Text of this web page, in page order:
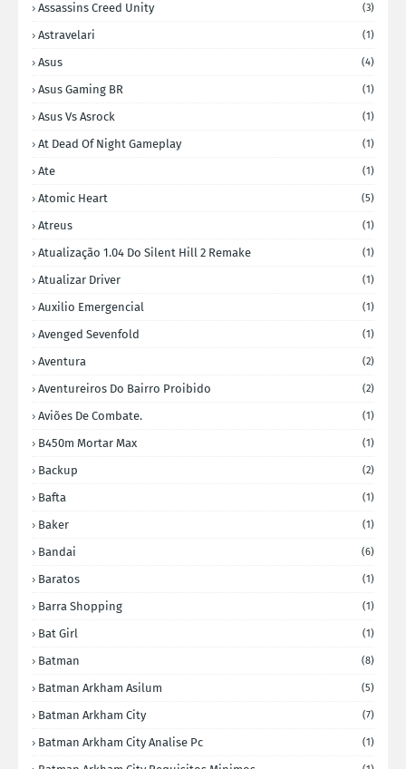
Assassins Creed Unity (3)
Astravelari (1)
Asus (4)
Asus Gaming BR (1)
Asus Vs Asrock (1)
At Dead Of Night Gameplay (1)
Ate (1)
Atomic Heart (5)
Atreus (1)
Atualização 1.04 Do Silent Hill 2 Remake (1)
Atualizar Driver (1)
Auxilio Emergencial (1)
Avenged Sevenfold (1)
Aventura (2)
Aventureiros Do Bairro Proibido (2)
Aviões De Combate. (1)
B450m Mortar Max (1)
Backup (2)
Bafta (1)
Baker (1)
Bandai (6)
Baratos (1)
Barra Shopping (1)
Bat Girl (1)
Batman (8)
Batman Arkham Asilum (5)
Batman Arkham City (7)
Batman Arkham City Analise Pc (1)